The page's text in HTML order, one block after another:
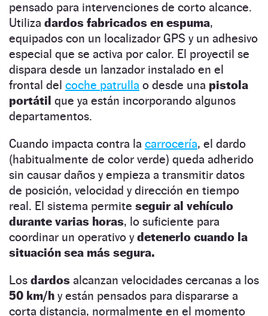
pensado para intervenciones de corto alcance.
Utiliza dardos fabricados en espuma,
equipados con un localizador GPS y un adhesivo
especial que se activa por calor. El proyectil se
dispara desde un lanzador instalado en el
frontal del coche patrulla o desde una pistola
portátil que ya están incorporando algunos
departamentos.
Cuando impacta contra la carrocería, el dardo
(habitualmente de color verde) queda adherido
sin causar daños y empieza a transmitir datos
de posición, velocidad y dirección en tiempo
real. El sistema permite seguir al vehículo
durante varias horas, lo suficiente para
coordinar un operativo ydetenerlo cuando la
situación sea más segura.
Los dardos alcanzan velocidades cercanas a los
50 km/h y están pensados para dispararse a
corta distancia, normalmente en el momento